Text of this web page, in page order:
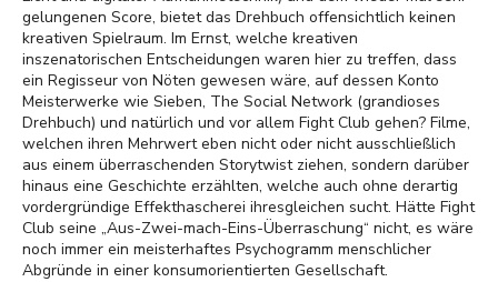
gelungenen Score, bietet das Drehbuch offensichtlich keinen
kreativen Spielraum. Im Ernst, welche kreativen
inszenatorischen Entscheidungen waren hier zu treffen, dass
ein Regisseur von Nöten gewesen wäre, auf dessen Konto
Meisterwerke wie Sieben, The Social Network (grandioses
Drehbuch) und natürlich und vor allem Fight Club gehen? Filme,
welchen ihren Mehrwert eben nicht oder nicht ausschließlich
aus einem überraschenden Storytwist ziehen, sondern darüber
hinaus eine Geschichte erzählten, welche auch ohne derartig
vordergründige Effekthascherei ihresgleichen sucht. Hätte Fight
Club seine „Aus-Zwei-mach-Eins-Überraschung“ nicht, es wäre
noch immer ein meisterhaftes Psychogramm menschlicher
Abgründe in einer konsumorientierten Gesellschaft.